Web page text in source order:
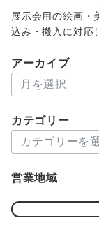
展示会用の絵画・
込み・搬入に対応
アーカイブ
ー
イ
カテゴリー
テ
リ
営業地域